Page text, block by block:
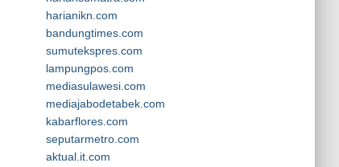
harianikn.com
bandungtimes.com
sumutekspres.com
lampungpos.com
mediasulawesi.com
mediajabodetabek.com
kabarflores.com
seputarmetro.com
aktual.it.com